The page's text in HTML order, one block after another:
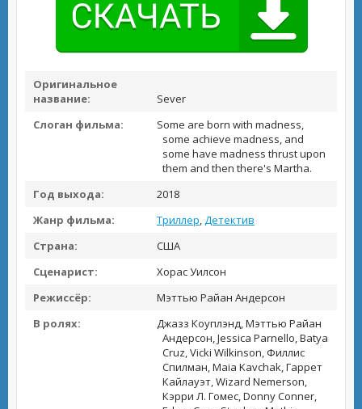
Оригинальное
название:
Sever
Слоган фильма:
Some are born with madness,
some achieve madness, and
some have madness thrust upon
them and then there's Martha.
Год выхода:
2018
Жанр фильма:
Триллер,Детектив
Страна:
США
Сценарист:
Хорас Уилсон
Режиссёр:
Мэттью Райан Андерсон
В ролях:
Джазз Коуплэнд, Мэттью Райан
Андерсон, Jessica Parnello, Batya
Cruz, Vicki Wilkinson, Филлис
Спилман, Maia Kavchak, Гаррет
Кайлауэт, Wizard Nemerson,
Кэрри Л. Гомес, Donny Conner,